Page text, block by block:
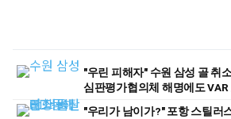
"우린 피해자" 수원 삼성 골 취
심판평가협의체 해명에도
"우리가 남이가?" 포항 스틸러